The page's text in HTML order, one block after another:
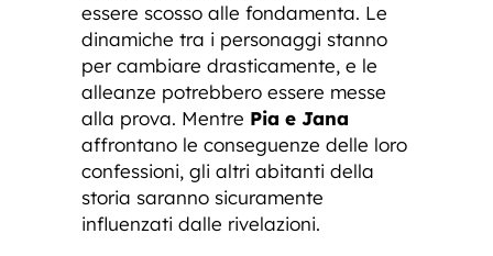
essere scosso alle fondamenta. Le
dinamiche tra i personaggi stanno
per cambiare drasticamente, e le
alleanze potrebbero essere messe
alla prova. Mentre Pia e Jana
affrontano le conseguenze delle loro
confessioni, gli altri abitanti della
storia saranno sicuramente
influenzati dalle rivelazioni.